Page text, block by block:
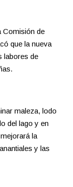
Comisión de
que la nueva
labores de
maleza, lodo
del lago y en
la
y las